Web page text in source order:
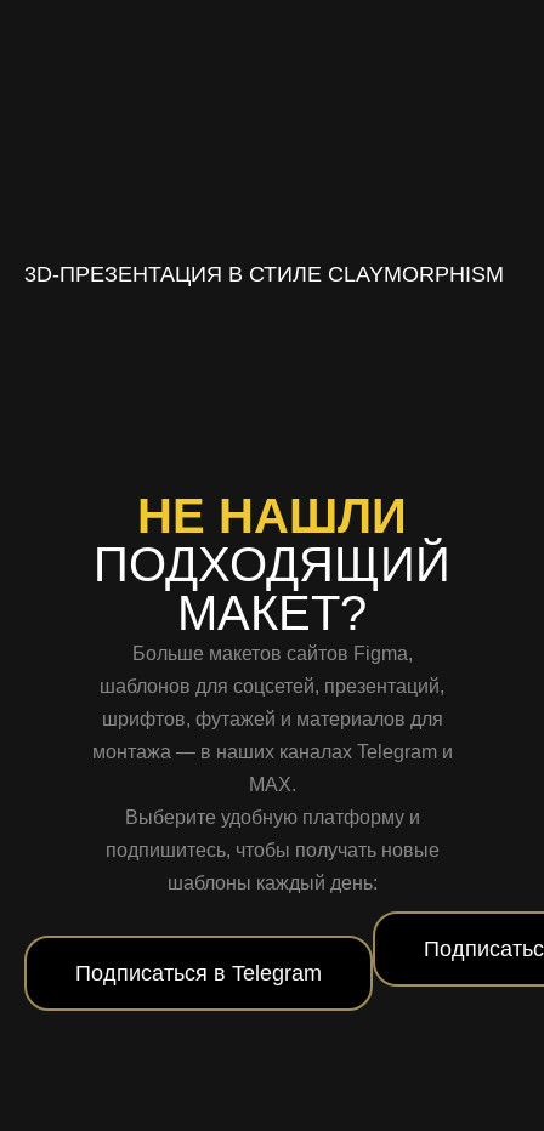
3D-ПРЕЗЕНТАЦИЯ В СТИЛЕ CLAYMORPHISM
НЕ НАШЛИ
ПОДХОДЯЩИЙ
МАКЕТ?
Больше макетов сайтов Figma,
шаблонов для соцсетей, презентаций,
шрифтов, футажей и материалов для
монтажа — в наших каналах Telegram и
MAX.
Выберите удобную платформу и
подпишитесь, чтобы получать новые
шаблоны каждый день:
Подписаться в Telegram